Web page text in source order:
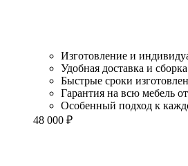
Изготовление и
Удобная доставка и
Быстрые сроки
Гарантия на всю мебель
Особенный подход к
48 000 ₽